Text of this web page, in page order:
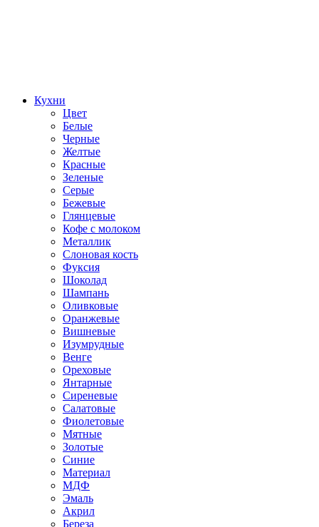
Кухни
Цвет
Белые
Черные
Желтые
Красные
Зеленые
Серые
Бежевые
Глянцевые
Кофе с молоком
Металлик
Слоновая кость
Фуксия
Шоколад
Шампань
Оливковые
Оранжевые
Вишневые
Изумрудные
Венге
Ореховые
Янтарные
Сиреневые
Салатовые
Фиолетовые
Мятные
Золотые
Синие
Материал
МДФ
Эмаль
Акрил
Береза